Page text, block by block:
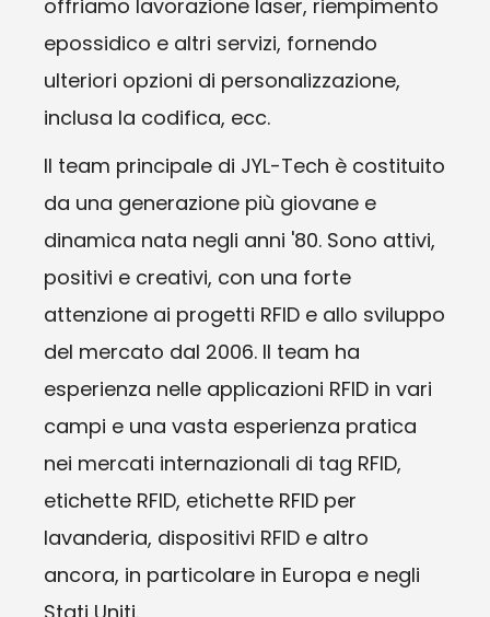
offriamo lavorazione laser, riempimento
epossidico e altri servizi, fornendo
ulteriori opzioni di personalizzazione,
inclusa la codifica, ecc.
Il team principale di JYL-Tech è costituito
da una generazione più giovane e
dinamica nata negli anni '80. Sono attivi,
positivi e creativi, con una forte
attenzione ai progetti RFID e allo sviluppo
del mercato dal 2006. Il team ha
esperienza nelle applicazioni RFID in vari
campi e una vasta esperienza pratica
nei mercati internazionali di tag RFID,
etichette RFID, etichette RFID per
lavanderia, dispositivi RFID e altro
ancora, in particolare in Europa e negli